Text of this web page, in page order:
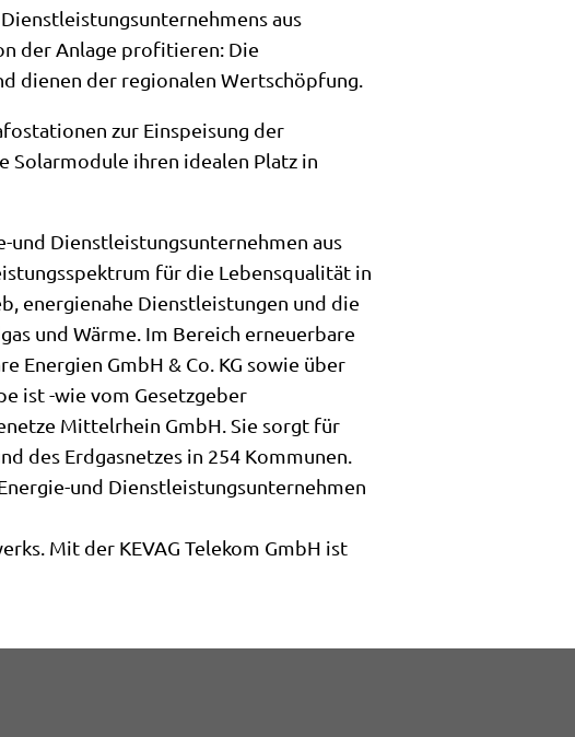
aus
der Anlage profitieren: Die
dienen der regionalen Wertschöpfung.
zur Einspeisung der
Solarmodule ihren idealen Platz in
und Dienstleistungsunternehmen aus
für die Lebensqualität in
energienahe Dienstleistungen und die
und Wärme. Im Bereich erneuerbare
Energien GmbH & Co. KG sowie über
ist -wie vom Gesetzgeber
Mittelrhein GmbH. Sie sorgt für
des Erdgasnetzes in 254 Kommunen.
und Dienstleistungsunternehmen
Mit der KEVAG Telekom GmbH ist